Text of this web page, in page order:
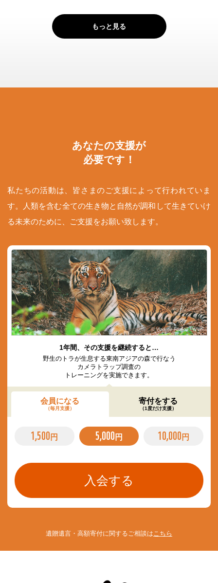
もっと見る
あなたの支援が
必要です！
私たちの活動は、皆さまのご支援によって行われていま
す。人類を含む全ての生き物と自然が調和して生きていけ
る未来のために、ご支援をお願い致します。
© Vladimir Filonov / WWF
1年間、その支援を継続すると…
野生のトラが生息する東南アジアの森で行なう
カメラトラップ調査の
トレーニングを実施できます。
会員になる
（毎月支援）
寄付をする
（1度だけ支援）
1,500 円 5,000 円 10,000 円
遺贈遺言・高額寄付に関するご相談は こちら